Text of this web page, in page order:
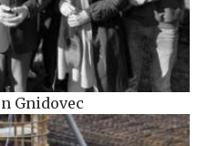
Gnidovec